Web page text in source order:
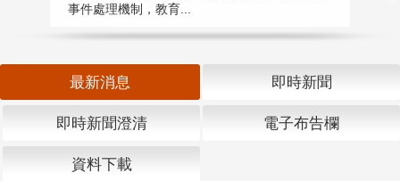
事件處理機制，教育...
最新消息 即時新聞
即時新聞澄清 電子布告欄
資料下載